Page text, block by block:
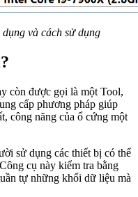
và cách sử dụng
còn được gọi là một Tool,
cấp phương pháp giúp
công năng của ổ cứng một
sử dụng các thiết bị có thể
cụ này kiểm tra bằng
tự những khối dữ liệu mà